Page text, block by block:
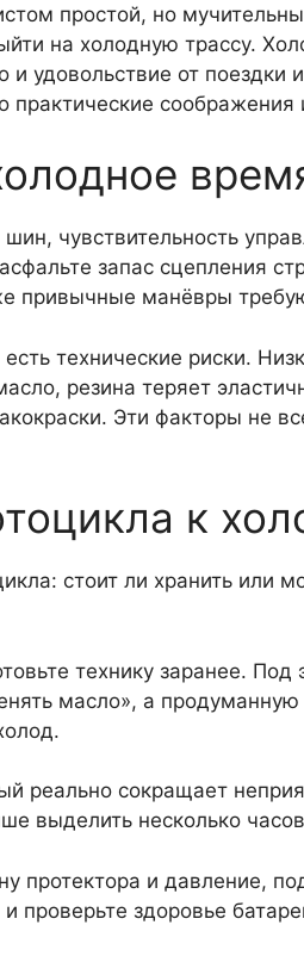
простой, но
на холодную трассу.
удовольствие от поездки
соображения
чувствительность
запас сцепления
привычные манёвры
технические риски.
резина теряет
Эти факторы не
к
технику заранее.
масло», а
реально сокращает
выделить несколько
протектора и давление,
и проверьте здоровье